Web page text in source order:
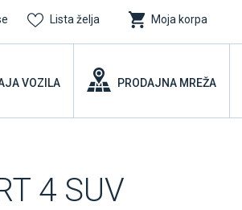
Lista želja Moja korpa
VOZILA PRODAJNA MREŽA
4 SUV